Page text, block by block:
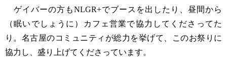
ゲイバーの方もNLGR+でブースを出したり、昼間から
（眠いでしょうに）カフェ営業で協力してくださってた
り。名古屋のコミュニティが総力を挙げて、このお祭りに
協力し、盛り上げてくださっています。